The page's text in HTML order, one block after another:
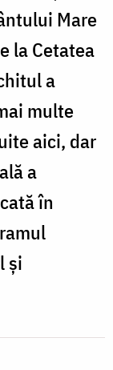
Mare
la Cetatea
a
multe
aici, dar
a
în
și